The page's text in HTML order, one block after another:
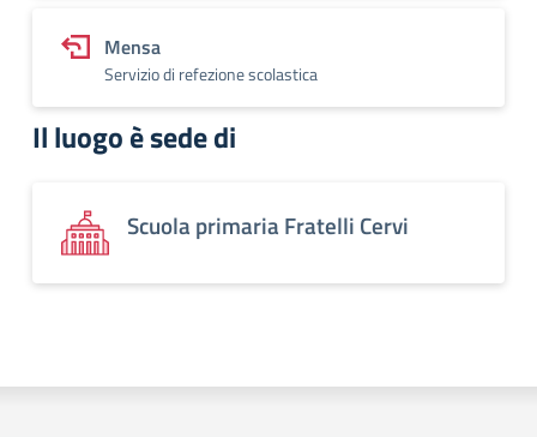
Mensa
Servizio di refezione scolastica
Il luogo è sede di
Scuola primaria Fratelli Cervi